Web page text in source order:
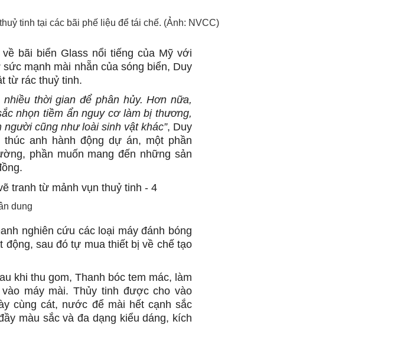
tinh tại các bãi phế liệu để tái chế. (Ảnh: NVCC)
bãi biển Glass nổi tiếng của Mỹ với
mạnh mài nhẵn của sóng biển, Duy
từ rác thuỷ tinh.
thời gian để phân hủy. Hơn nữa,
nhọn tiềm ẩn nguy cơ làm bị thương,
cũng như loài sinh vật khác”, Duy
anh hành động dự án, một phần
phần muốn mang đến những sản
dung
nghiên cứu các loại máy đánh bóng
sau đó tự mua thiết bị về chế tạo
khi thu gom, Thanh bóc tem mác, làm
máy mài. Thủy tinh được cho vào
cùng cát, nước để mài hết cạnh sắc
màu sắc và đa dạng kiểu dáng, kích